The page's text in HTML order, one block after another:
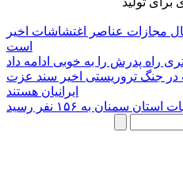
مجازات عناصر اغتشاشات اخیر
است
راه پدرش را به خوبی ادامه داد
در جنگ تروریستی اخیر سند عزت
ایرانیان هستند
سمنان به ۱۵۶ نفر رسید